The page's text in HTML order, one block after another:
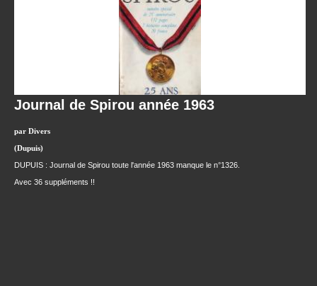
Journal de Spirou année 1963
par Divers
(Dupuis)
DUPUIS : Journal de Spirou toute l'année 1963 manque le n°1326.
Avec 36 suppléments !!